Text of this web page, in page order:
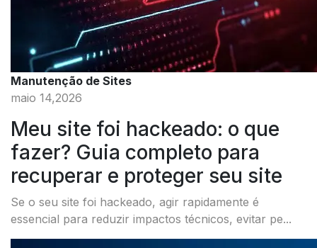
Manutenção de Sites
maio 14,2026
Meu site foi hackeado: o que
fazer? Guia completo para
recuperar e proteger seu site
Se o seu site foi hackeado, agir rapidamente é
essencial para reduzir impactos técnicos, evitar pe...